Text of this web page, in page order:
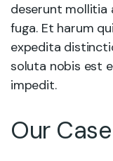
deserunt mollitia
fuga. Et harum
expedita
soluta nobis est
impedit.
Our